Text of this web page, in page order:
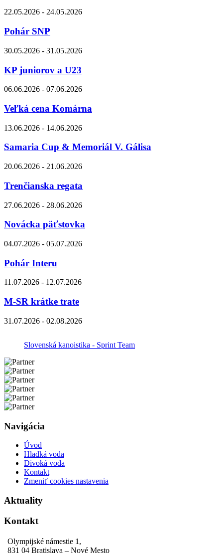
22.05.2026 - 24.05.2026
Pohár SNP
30.05.2026 - 31.05.2026
KP juniorov a U23
06.06.2026 - 07.06.2026
Veľká cena Komárna
13.06.2026 - 14.06.2026
Samaria Cup & Memoriál V. Gálisa
20.06.2026 - 21.06.2026
Trenčianska regata
27.06.2026 - 28.06.2026
Novácka päťstovka
04.07.2026 - 05.07.2026
Pohár Interu
11.07.2026 - 12.07.2026
M-SR krátke trate
31.07.2026 - 02.08.2026
Slovenská kanoistika - Sprint Team
Navigácia
Úvod
Hladká voda
Divoká voda
Kontakt
Zmeniť cookies nastavenia
Aktuality
Kontakt
Olympijské námestie 1,
831 04 Bratislava – Nové Mesto